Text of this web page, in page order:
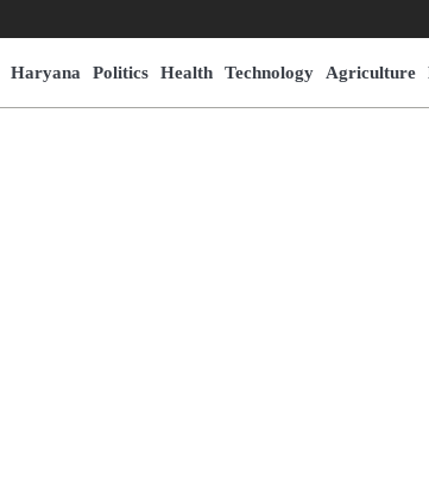
Haryana Politics Health Technology Agriculture